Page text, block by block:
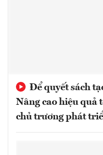
Để quyết sách
Nâng cao hiệu quả
chủ trương phát